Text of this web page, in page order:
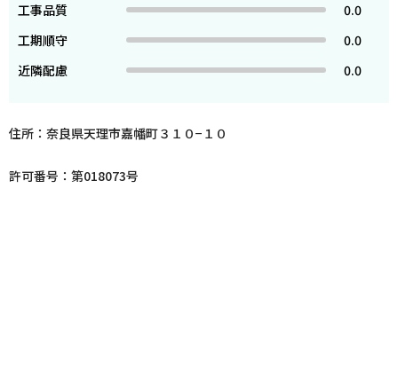
工事品質
0.0
工期順守
0.0
近隣配慮
0.0
住所：奈良県天理市嘉幡町３１０−１０
許可番号：第018073号